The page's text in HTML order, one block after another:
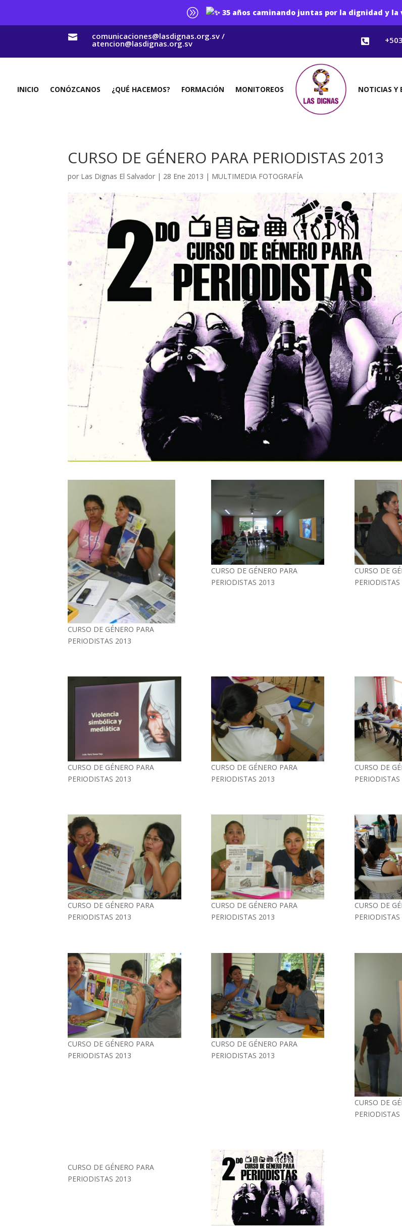
A 35 años caminando juntas por la dignidad y la
 comunicaciones@lasdignas.org.sv /
atencion@lasdignas.org.sv 
INICIO CONÓZCANOS ¿QUÉ HACEMOS? FORMACIÓN MONITOREOS NOTICIAS Y
CURSO DE GÉNERO PARA PERIODISTAS 2013
por Las Dignas El Salvador | 28 Ene 2013 | MULTIMEDIA FOTOGRAFÍA
CURSO DE GÉNERO PARA
PERIODISTAS 2013
CURSO DE GÉNERO PARA
PERIODISTAS 2013
CURSO DE
CURSO DE GÉNERO PARA
PERIODISTAS 2013
CURSO DE GÉNERO PARA
PERIODISTAS 2013
CURSO DE
CURSO DE GÉNERO PARA
PERIODISTAS 2013
CURSO DE GÉNERO PARA
PERIODISTAS 2013
CURSO DE
CURSO DE GÉNERO PARA
PERIODISTAS 2013
CURSO DE GÉNERO PARA
PERIODISTAS 2013
CURSO DE
CURSO DE GÉNERO PARA
PERIODISTAS 2013